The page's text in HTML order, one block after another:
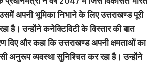
अपनी भूमिका निभाने के लिए उत्तराखण्ड पूरी
है। उन्होंने कनेक्टिविटी के विस्तार की बात
दिए और कहा कि उत्तराखण्ड अपनी क्षमताओं का
व्यवस्था सुनिश्चित कर रहा है। उन्होंने